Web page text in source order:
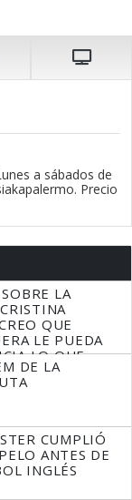
a sábados de
Precio
LA
QUE
LE PUEDA
LO QUE
DE LA
CUMPLIÓ
ANTES DE
INGLÉS